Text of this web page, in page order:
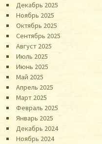
Декабрь 2025
Ноябрь 2025
Октябрь 2025
Сентябрь 2025
Август 2025
Июль 2025
Июнь 2025
Май 2025
Апрель 2025
Март 2025
Февраль 2025
Январь 2025
Декабрь 2024
Ноябрь 2024